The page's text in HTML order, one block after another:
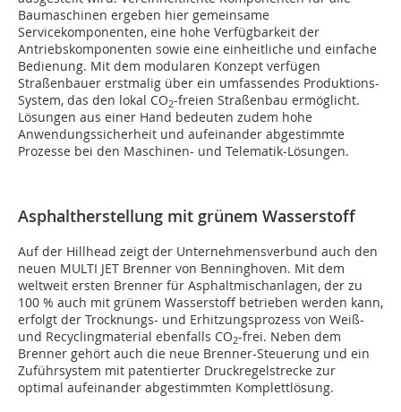
Baumaschinen ergeben hier gemeinsame
Servicekomponenten, eine hohe Verfügbarkeit der
Antriebskomponenten sowie eine einheitliche und einfache
Bedienung. Mit dem modularen Konzept verfügen
Straßenbauer erstmalig über ein umfassendes Produktions-
System, das den lokal CO2-freien Straßenbau ermöglicht.
Lösungen aus einer Hand bedeuten zudem hohe
Anwendungssicherheit und aufeinander abgestimmte
Prozesse bei den Maschinen- und Telematik-Lösungen.
Asphaltherstellung mit grünem Wasserstoff
Auf der Hillhead zeigt der Unternehmensverbund auch den
neuen MULTI JET Brenner von Benninghoven. Mit dem
weltweit ersten Brenner für Asphaltmischanlagen, der zu
100 % auch mit grünem Wasserstoff betrieben werden kann,
erfolgt der Trocknungs- und Erhitzungsprozess von Weiß-
und Recyclingmaterial ebenfalls CO2-frei. Neben dem
Brenner gehört auch die neue Brenner-Steuerung und ein
Zuführsystem mit patentierter Druckregelstrecke zur
optimal aufeinander abgestimmten Komplettlösung.